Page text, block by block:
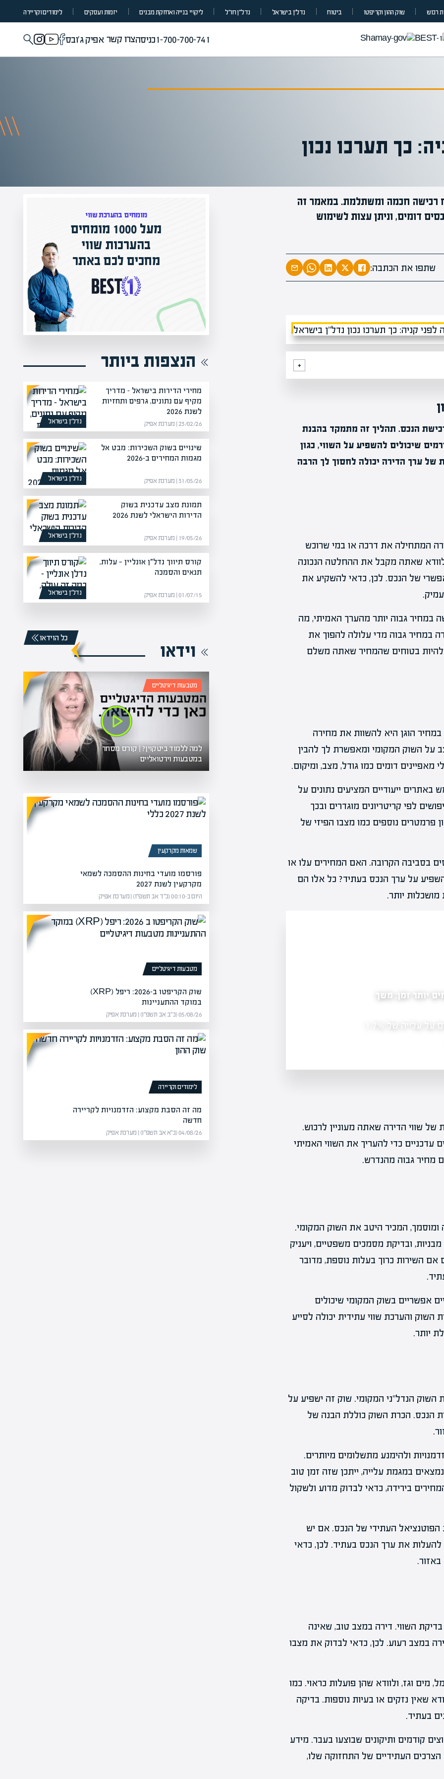
רכוש שוק ההון וקריפטו ביטוח נדל”ן בישראל נדל״ן חו״ל ליקויי בנייה ואחזקת מבנים יזמות ועסקים לימודים וקריירה
1-700-700-741כניסהצרו קשר אפיק ג'ובס
כך תערכו נכון
רכישה חכמה ומשתלמת. במאמר זה
דומים, וניתן עצות לשימוש
שתפו את הכתבה:
הנכס. תהליך זה מתמקד בהבנת
שיכולים להשפיע על השווי, כגון
של ערך הדירה יכולה לחסוך לך הרבה
המתחילה את דרכה או במי שרוכש
שאתה מקבל את ההחלטה הנכונה
של הנכס. לכן, כדאי להשקיע את
במחיר גבוה יותר מהערך האמיתי, מה
במחיר גבוה מדי עלולה להפוך את
להיות בטוחים שהמחיר שאתה משלם
הוגן היא להשוות את מחירה
על השוק המקומי ומאפשרת לך להבין
דומים כמו גודל, מצב, ומיקום.
באתרים ייעודיים המציעים נתונים על
לפי קריטריונים מוגדרים ובכך
נוספים כמו מצבו הפיזי של
בסביבה הקרובה. האם המחירים עלו או
על ערך הנכס בעתיד? כל אלו הם
יותר.
יותר זמן: משךפריצת דרך לשוק השכירות: הוועדה לקרנות הריט ממליצה להסיר חסמים
הוועדה הבין-משרדית שפעלה מטעם רשות המסים, אגף התקציבים ורשות
ניירות ערך הגישה את המלצותיה לשיפור מצב קרנות הריט…
שווי הדירה שאתה מעוניין לרכוש.
עדכניים כדי להעריך את השווי האמיתי
מחיר גבוה מהנדרש.
המכיר היטב את השוק המקומי.
ובדיקת מסמכים משפטיים, ויעניק
השירות כרוך בעלות נוספת, מדובר
אפשריים בשוק המקומי שיכולים
והערכת שווי עתידית יכולה לסייע
יותר.
השוק הנדל"ני המקומי. שוק זה ישפיע על
הנכס. הכרת השוק כוללת הבנה של
ולהימנע מתשלומים מיותרים.
במגמת עלייה, ייתכן שזה זמן טוב
בירידה, כדאי לבדוק מדוע ולשקול
הפוטנציאל העתידי של הנכס. אם יש
להעלות את ערך הנכס בעתיד. לכן, כדאי
באזור.
השווי. דירה במצב טוב, שאינה
במצב רעוע. לכן, כדאי לבדוק את מצבו
וגז, ולוודא שהן פועלות כראוי. כמו
שאין נזקים או בעיות נוספות. בדיקה
בעתיד.
קודמים ותיקונים שבוצעו בעבר. מידע
העתידיים של התחזוקה שלו,
המרצים המובילים בישראל
הקריירה החדשה שלך מעבר לפינה!
מומחים בהערכת שווי
מעל 1000 מומחים
בהערכות שווי
מחכים לכם באתר
הנצפות ביותר
נדל”ן בישראל
מחירי הדירות בישראל – מדריך
מקיף עם נתונים, גרפים ותחזיות
לשנת 2026
23/02/26 | מערכת אפיק
נדל”ן בישראל
שינויים בשוק השכירות: מבט אל
מגמות המחירים ב-2026
31/05/26 | מערכת אפיק
נדל”ן בישראל
תמונת מצב עדכנית בשוק
הדירות הישראלי לשנת 2026
19/05/26 | מערכת אפיק
נדל”ן בישראל
קורס תיווך נדל״ן אונליין — עלות,
תנאים והסמכה
01/07/15 | מערכת אפיק
וידאו
כל הוידאו
מטבעות דיגיטליים
למה ללמוד ביטקוין? | קורס מסחר
במטבעות וירטואליים
שמאות מקרקעין
פורסמו מועדי בחינות ההסמכה לשמאי
מקרקעין לשנת 2027
היום ב-00:10 (כ״ד אב תשפ״ו) | מערכת אפיק
מטבעות דיגיטליים
שוק הקריפטו ב-2026: ריפל (XRP)
במוקד ההתעניינות
05/08/26 (כ״ב אב תשפ״ו) | מערכת אפיק
לימודים וקריירה
מה זה הסבת מקצוע: הזדמנויות לקריירה
חדשה
04/08/26 (כ״א אב תשפ״ו) | מערכת אפיק